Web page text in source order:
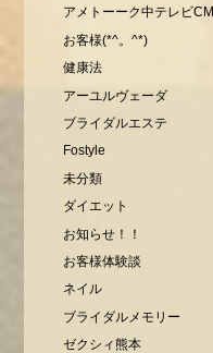
アメトーーク中テレビCM
お客様(*^。^*)
健康法
アーユルヴェーダ
ブライダルエステ
Fostyle
未分類
ダイエット
お知らせ！！
お客様体験談
ネイル
ブライダルメモリー
ゼクシィ熊本